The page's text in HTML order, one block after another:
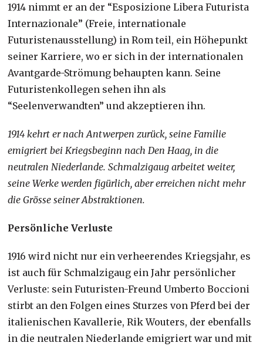
1914 nimmt er an der “Esposizione Libera Futurista
Internazionale” (Freie, internationale
Futuristenausstellung) in Rom teil, ein Höhepunkt
seiner Karriere, wo er sich in der internationalen
Avantgarde-Strömung behaupten kann. Seine
Futuristenkollegen sehen ihn als
“Seelenverwandten” und akzeptieren ihn.
1914 kehrt er nach Antwerpen zurück, seine Familie
emigriert bei Kriegsbeginn nach Den Haag, in die
neutralen Niederlande. Schmalzigaug arbeitet weiter,
seine Werke werden figürlich, aber erreichen nicht mehr
die Grösse seiner Abstraktionen.
Persönliche Verluste
1916 wird nicht nur ein verheerendes Kriegsjahr, es
ist auch für Schmalzigaug ein Jahr persönlicher
Verluste: sein Futuristen-Freund Umberto Boccioni
stirbt an den Folgen eines Sturzes von Pferd bei der
italienischen Kavallerie, Rik Wouters, der ebenfalls
in die neutralen Niederlande emigriert war und mit